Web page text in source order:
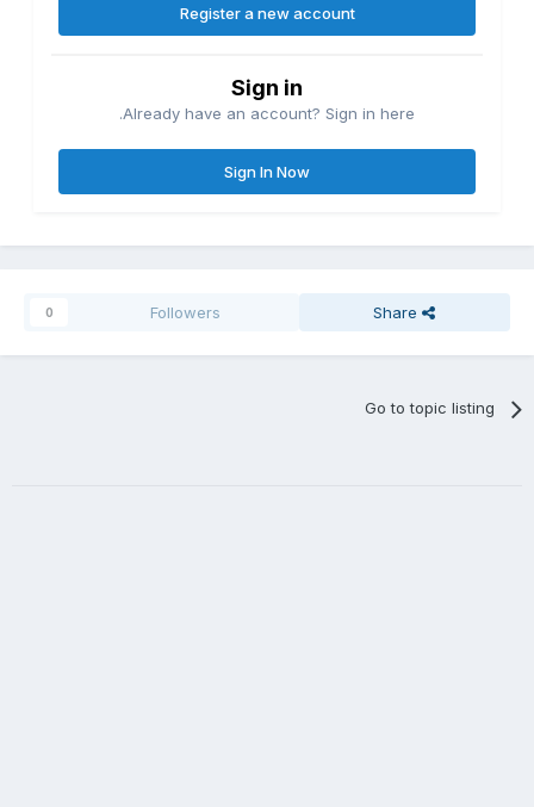
Register a new account
Sign in
Already have an account? Sign in here.
Sign In Now
Share
Followers
0
Go to topic listing